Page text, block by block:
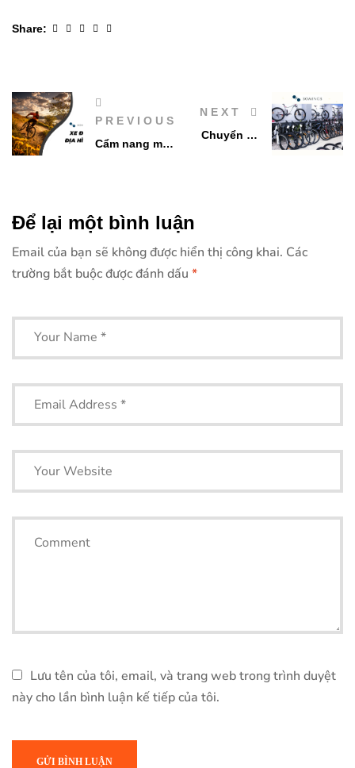
Share: Facebook
TwitterLinkedinGoogle+
PREVIOUS
Cẩm nang mua
NEXT
Chuyển số
Để lại một bình luận
Email của bạn sẽ không được hiển thị công khai. Các
trường bắt buộc được đánh dấu *
Lưu tên của tôi, email, và trang web trong trình duyệt
này cho lần bình luận kế tiếp của tôi.